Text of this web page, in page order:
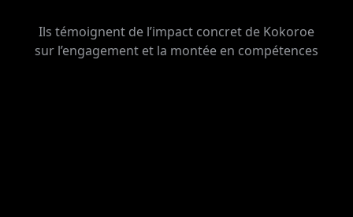
Ils témoignent de l’impact concret de Kokoroe
sur l’engagement et la montée en compétences